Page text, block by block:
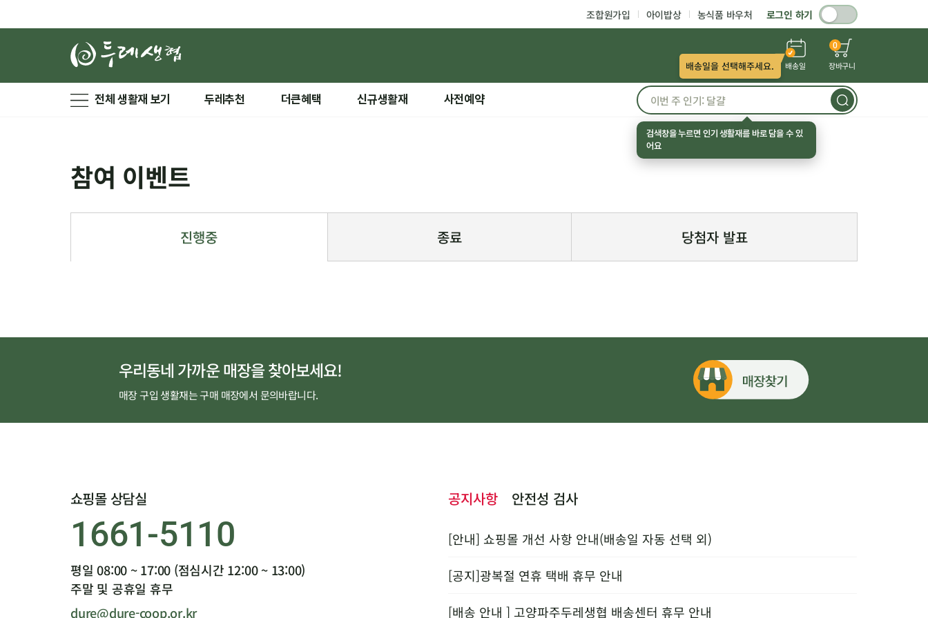
조합원가입 아이밥상 농식품 바우처 로그인 하기
배송일
배송일을 선택해주세요.
0
장바구니
전체 생활재 보기 두레추천 더큰혜택 신규생활재 사전예약
참여 이벤트
진행중 종료 당첨자 발표
우리동네 가까운 매장을 찾아보세요!
매장 구입 생활재는 구매 매장에서 문의바랍니다.
쇼핑몰 상담실
1661-5110
평일 08:00 ~ 17:00 (점심시간 12:00 ~ 13:00)
주말 및 공휴일 휴무
dure@dure-coop.or.kr
공지사항 안전성 검사
[안내] 쇼핑몰 개선 사항 안내(배송일 자동 선택 외)
[공지]광복절 연휴 택배 휴무 안내
[배송 안내 ] 고양파주두레생협 배송센터 휴무 안내
검색창을 누르면 인기 생활재를 바로 담을 수 있
어요